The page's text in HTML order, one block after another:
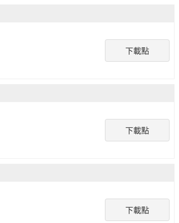
下載點
下載點
下載點